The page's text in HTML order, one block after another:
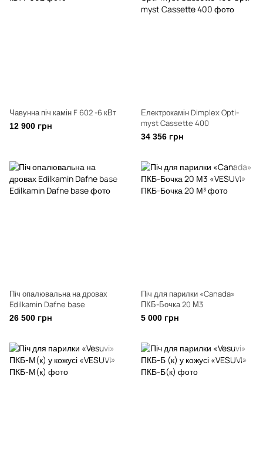
Чавунна піч камін F 602 -6 кВт
12 900 грн
Електрокамін Dimplex Opti-
myst Cassette 400
34 356 грн
Піч опалювальна на дровах
Edilkamin Dafne base
26 500 грн
Піч для парилки «Canada»
ПКБ-Бочка 20 М3
5 000 грн